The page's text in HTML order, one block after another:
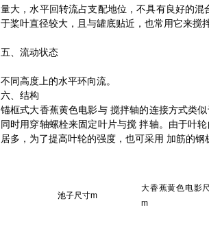
量大，水平回转流占支配地位，不具有良好的
于桨叶直径较大，且与罐底贴近，也常用它来搅
五、流动状态
不同高度上的水平环向流。
六、结构
锚框式大香蕉黄色电影与 搅拌轴的连接方式类
同时用穿轴螺栓来固定叶片与搅 拌轴。由于叶
居多，为了提高叶轮的强度，也可采用 加筋的钢
池子尺寸m
大香蕉黄色电影
m